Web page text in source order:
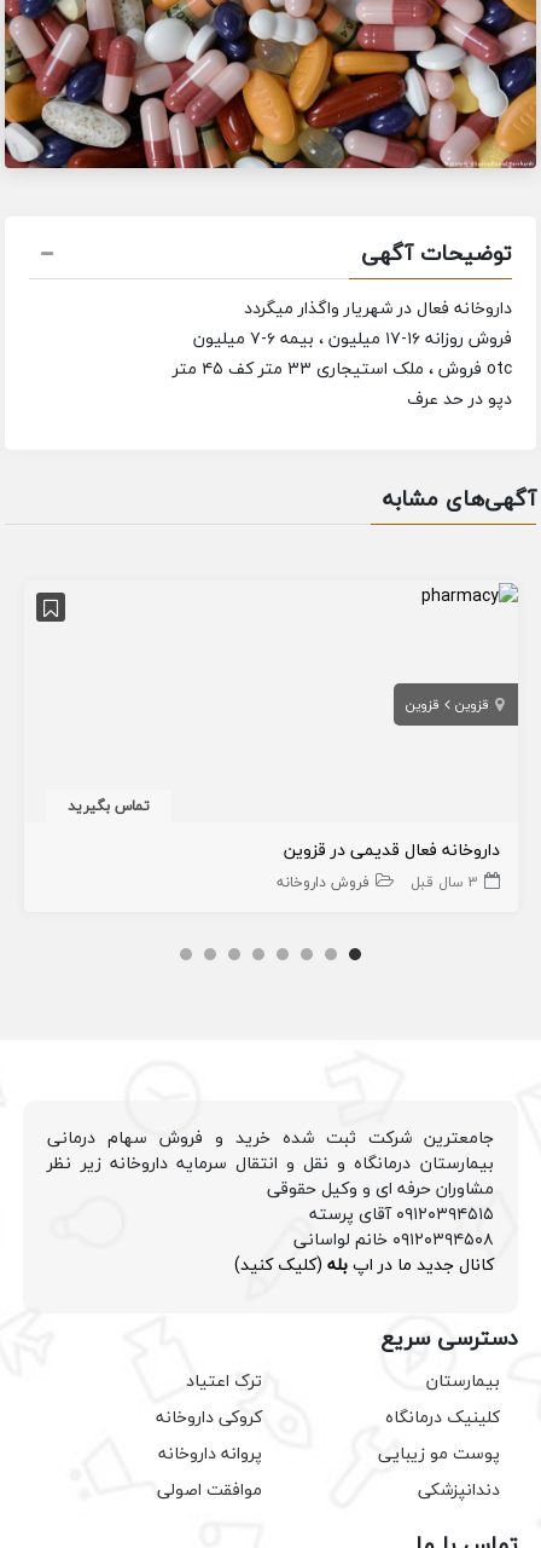
توضیحات آگهی
داروخانه فعال در شهریار واگذار میگردد
فروش روزانه ۱۶-۱۷ میلیون ، بیمه ۶-۷ میلیون
otc فروش ، ملک استیجاری ۳۳ متر کف ۴۵ متر
دپو در حد عرف
آگهی‌های مشابه
قزوین قزوین
تماس بگیرید
داروخانه فعال قدیمی در قزوین
3 سال قبل فروش داروخانه
جامعترین شرکت ثبت شده خرید و فروش سهام درمانی
بیمارستان درمانگاه و نقل و انتقال سرمایه داروخانه زیر نظر
مشاوران حرفه ای و وکیل حقوقی
۰۹۱۲۰۳۹۴۵۱۵ آقای پرسته
۰۹۱۲۰۳۹۴۵۰۸ خانم لواسانی
کانال جدید ما در اپبله (کلیک کنید)
دسترسی سریع
بیمارستان
کلینیک درمانگاه
پوست مو زیبایی
دندانپزشکی
ترک اعتیاد
کروکی داروخانه
پروانه داروخانه
موافقت اصولی